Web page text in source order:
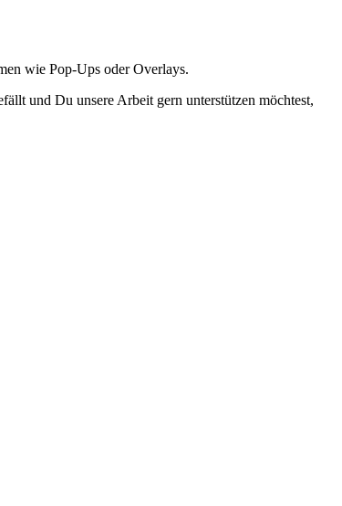
wie Pop-Ups oder Overlays.
und Du unsere Arbeit gern unterstützen möchtest,